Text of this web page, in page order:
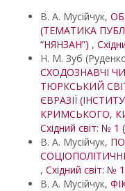
В. А. Мусійчук,
(ТЕМАТИКА
“НЯНЗАН”) ,
Н. М. Зуб
СХОДОЗНАВЧІ
ТЮРКСЬКИЙ
ЄВРАЗІЇ
КРИМСЬКОГО,
Східний світ: № 1
В. А. Мусійчук,
, Східний світ: №
В. А. Мусійчук,